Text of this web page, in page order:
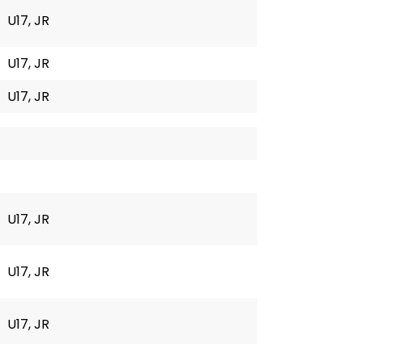
U17, JR
U17, JR
U17, JR
U17, JR
U17, JR
U17, JR